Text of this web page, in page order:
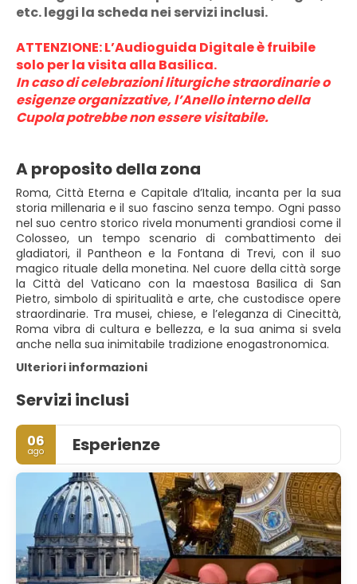
etc. leggi la scheda nei servizi inclusi.
ATTENZIONE: L’Audioguida Digitale è fruibile
solo per la visita alla Basilica.
In caso di celebrazioni liturgiche straordinarie o
esigenze organizzative, l’Anello interno della
Cupola potrebbe non essere visitabile.
A proposito della zona
Roma, Città Eterna e Capitale d’Italia, incanta per la sua
storia millenaria e il suo fascino senza tempo. Ogni passo
nel suo centro storico rivela monumenti grandiosi come il
Colosseo, un tempo scenario di combattimento dei
gladiatori, il Pantheon e la Fontana di Trevi, con il suo
magico rituale della monetina. Nel cuore della città sorge
la Città del Vaticano con la maestosa Basilica di San
Pietro, simbolo di spiritualità e arte, che custodisce opere
straordinarie. Tra musei, chiese, e l’eleganza di Cinecittà,
Roma vibra di cultura e bellezza, e la sua anima si svela
anche nella sua inimitabile tradizione enogastronomica.
Ulteriori informazioni
Servizi inclusi
06
ago Esperienze